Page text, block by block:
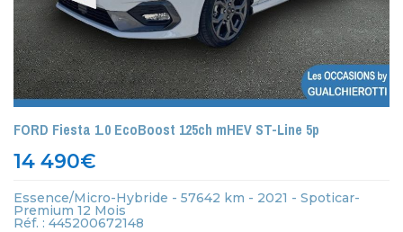
FORD Fiesta 1.0 EcoBoost 125ch mHEV ST-Line 5p
14 490€
Essence/Micro-Hybride - 57642 km - 2021 - Spoticar-
Premium 12 Mois
Réf. : 445200672148